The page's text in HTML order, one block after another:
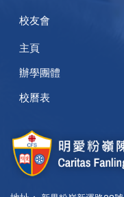
校友會
主頁
辦學團體
校曆表